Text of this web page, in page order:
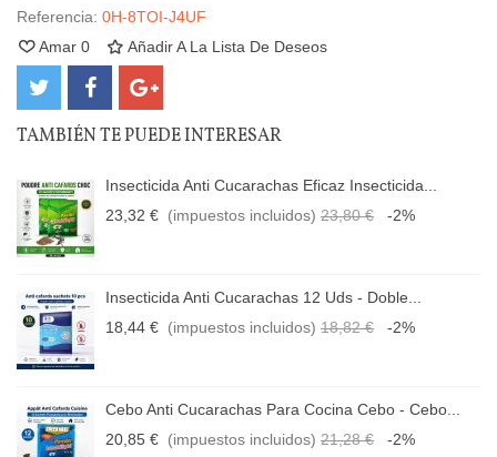
Referencia: 0H-8TOI-J4UF
Amar 0 Añadir A La Lista De Deseos
TAMBIÉN TE PUEDE INTERESAR
Insecticida Anti Cucarachas Eficaz Insecticida...
23,32 € (impuestos incluidos) 23,80 € -2%
Insecticida Anti Cucarachas 12 Uds - Doble...
18,44 € (impuestos incluidos) 18,82 € -2%
Cebo Anti Cucarachas Para Cocina Cebo - Cebo...
20,85 € (impuestos incluidos) 21,28 € -2%